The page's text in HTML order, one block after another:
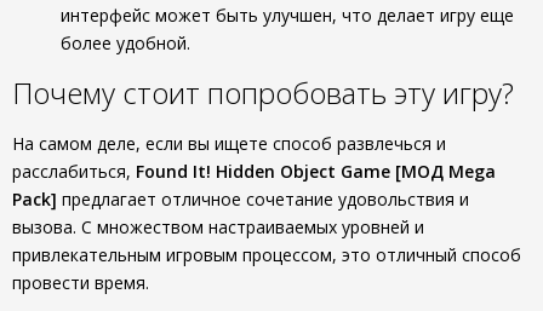
интерфейс может быть улучшен, что делает игру еще
более удобной.
Почему стоит попробовать эту игру?
На самом деле, если вы ищете способ развлечься и
расслабиться, Found It! Hidden Object Game [МОД Mega
Pack] предлагает отличное сочетание удовольствия и
вызова. С множеством настраиваемых уровней и
привлекательным игровым процессом, это отличный способ
провести время.